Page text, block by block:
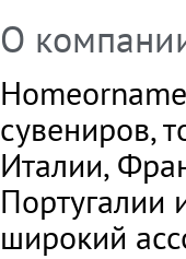
О
сувениров,
Италии,
Португалии
широкий